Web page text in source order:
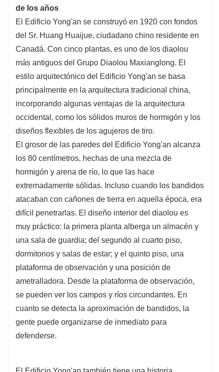
de los años
El Edificio Yong'an se construyó en 1920 con fondos
del Sr. Huang Huaijue, ciudadano chino residente en
Canadá. Con cinco plantas, es uno de los diaolou
más antiguos del Grupo Diaolou Maxianglong. El
estilo arquitectónico del Edificio Yong'an se basa
principalmente en la arquitectura tradicional china,
incorporando algunas ventajas de la arquitectura
occidental, como los sólidos muros de hormigón y los
diseños flexibles de los agujeros de tiro.
El grosor de las paredes del Edificio Yong'an alcanza
los 80 centímetros, hechas de una mezcla de
hormigón y arena de río, lo que las hace
extremadamente sólidas. Incluso cuando los bandidos
atacaban con cañones de tierra en aquella época, era
difícil penetrarlas. El diseño interior del diaolou es
muy práctico: la primera planta alberga un almacén y
una sala de guardia; del segundo al cuarto piso,
dormitorios y salas de estar; y el quinto piso, una
plataforma de observación y una posición de
ametralladora. Desde la plataforma de observación,
se pueden ver los campos y ríos circundantes. En
cuanto se detecta la aproximación de bandidos, la
gente puede organizarse de inmediato para
defenderse.